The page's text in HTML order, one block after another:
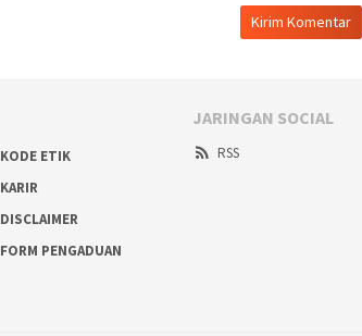
KODE ETIK
KARIR
DISCLAIMER
FORM PENGADUAN
JARINGAN SOCIAL
RSS